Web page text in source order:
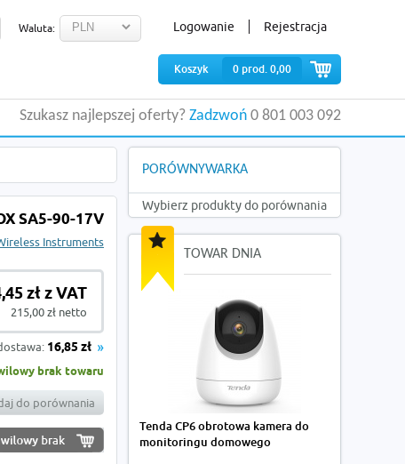
Waluta: Logowanie Rejestracja
Koszyk 0 prod. 0,00
Szukasz najlepszej oferty? Zadzwoń 0 801 003 092
SA5-90-17V
Instruments
zł z VAT
215,00 zł netto
16,85 zł
brak towaru
do porównania
PORÓWNYWARKA
Wybierz produkty do porównania
TOWAR DNIA
Tenda CP6 obrotowa kamera do
monitoringu domowego